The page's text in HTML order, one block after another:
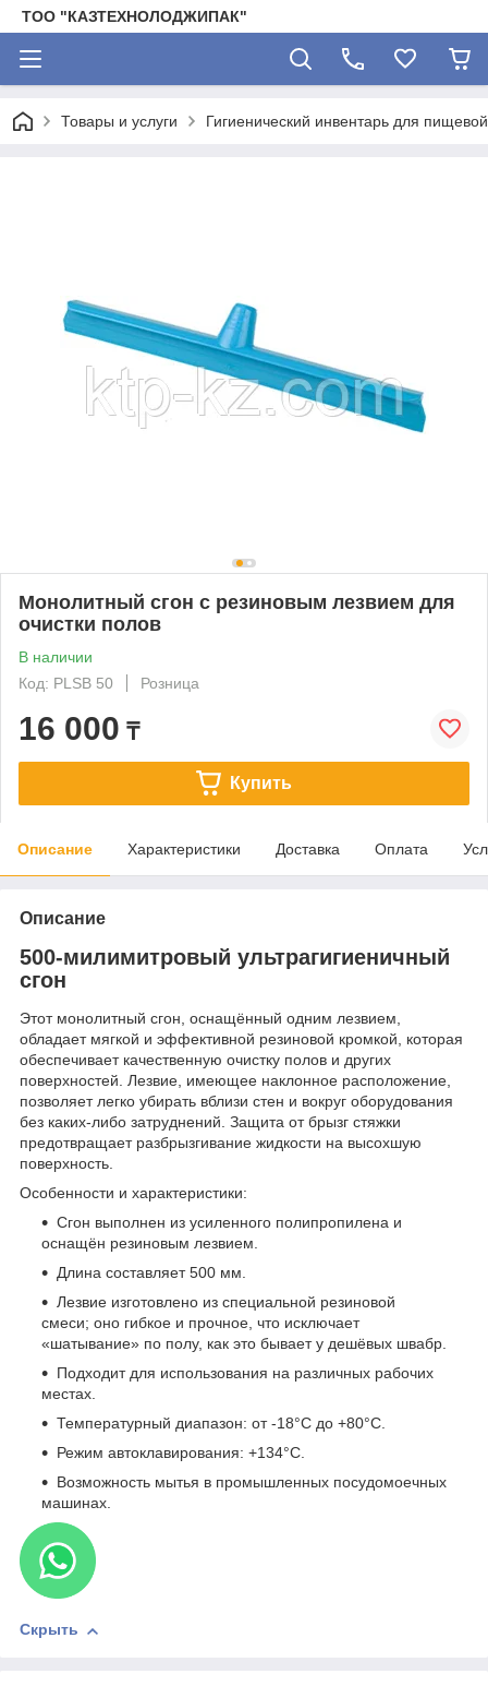
ТОО "КАЗТЕХНОЛОДЖИПАК"
Товары и услуги Гигиенический инвентарь для
Монолитный сгон с резиновым лезвием для
очистки полов
В наличии
Код: PLSB 50
Розница
16 000 ₸
Купить
Описание Характеристики Доставка Оплата
Описание
500-милимитровый ультрагигиеничный
сгон
Этот монолитный сгон, оснащённый одним лезвием,
обладает мягкой и эффективной резиновой кромкой, которая
обеспечивает качественную очистку полов и других
поверхностей. Лезвие, имеющее наклонное расположение,
позволяет легко убирать вблизи стен и вокруг оборудования
без каких-либо затруднений. Защита от брызг стяжки
предотвращает разбрызгивание жидкости на высохшую
поверхность.
Особенности и характеристики:
Сгон выполнен из усиленного полипропилена и
оснащён резиновым лезвием.
Длина составляет 500 мм.
Лезвие изготовлено из специальной резиновой
смеси; оно гибкое и прочное, что исключает
«шатывание» по полу, как это бывает у дешёвых швабр.
Подходит для использования на различных рабочих
местах.
Температурный диапазон: от -18°C до +80°C.
Режим автоклавирования: +134°C.
Возможность мытья в промышленных посудомоечных
машинах.
Скрыть